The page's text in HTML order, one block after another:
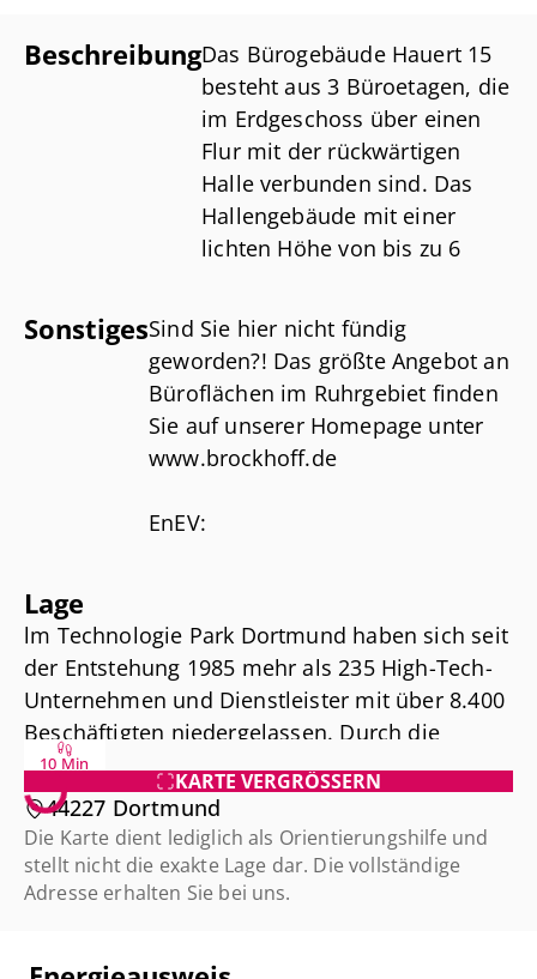
BeschreibungDas Bürogebäude Hauert 15
besteht aus 3 Büroetagen, die
im Erdgeschoss über einen
Flur mit der rückwärtigen
Halle verbunden sind. Das
Hallengebäude mit einer
lichten Höhe von bis zu 6
separaten Zugang sowie
einen Anlieferbereich mit
einem Sektionaltor.
- ausreichend PKW-Stellplätze
vorhanden
Hallenkombination
SonstigesSind Sie hier nicht fündig
geworden?! Das größte Angebot an
Büroflächen im Ruhrgebiet finden
Sie auf unserer Homepage unter
www.brockhoff.de
EnEV:
Energieausweistyp:
Bedarfsausweis
Energieverbrauchskennwert: 543
KWh
Energieverbrauch enthält
Warmwasser: Ja
Baujahr: 1991
Wir möchten höflich darauf
Lage
lm Technologie Park Dortmund haben sich seit
der Entstehung 1985 mehr als 235 High-Tech-
Unternehmen und Dienstleister mit über 8.400
Beschäftigten niedergelassen. Durch die
direkte Anbindung an Technologie-Zentrum,
Technische Universität, Fachhochschule,
verschiedene wissenschaftliche Institute und
Forschungseinrichtungen, steigt die Standort-
Attraktivität stetig. Mit der B1/A40 und der A45
überregionale Autobahnnetz angebunden. Die
10 Min
KARTE VERGRÖSSERN
44227 Dortmund
Die Karte dient lediglich als Orientierungshilfe und
stellt nicht die exakte Lage dar. Die vollständige
Adresse erhalten Sie bei uns.